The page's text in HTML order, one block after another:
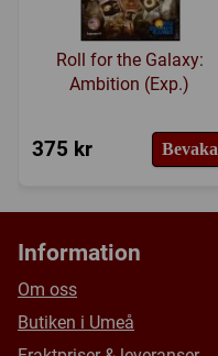
Roll for the Galaxy:
Ambition (Exp.)
375 kr Bevaka
Information
Om oss
Butiken i Umeå